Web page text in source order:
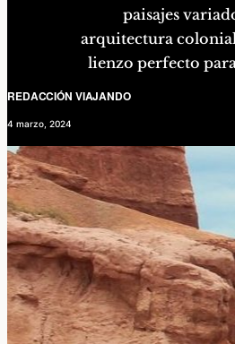
paisajes
arquitectura
lienzo perfecto
REDACCIÓN VIAJANDO
4 marzo, 2024